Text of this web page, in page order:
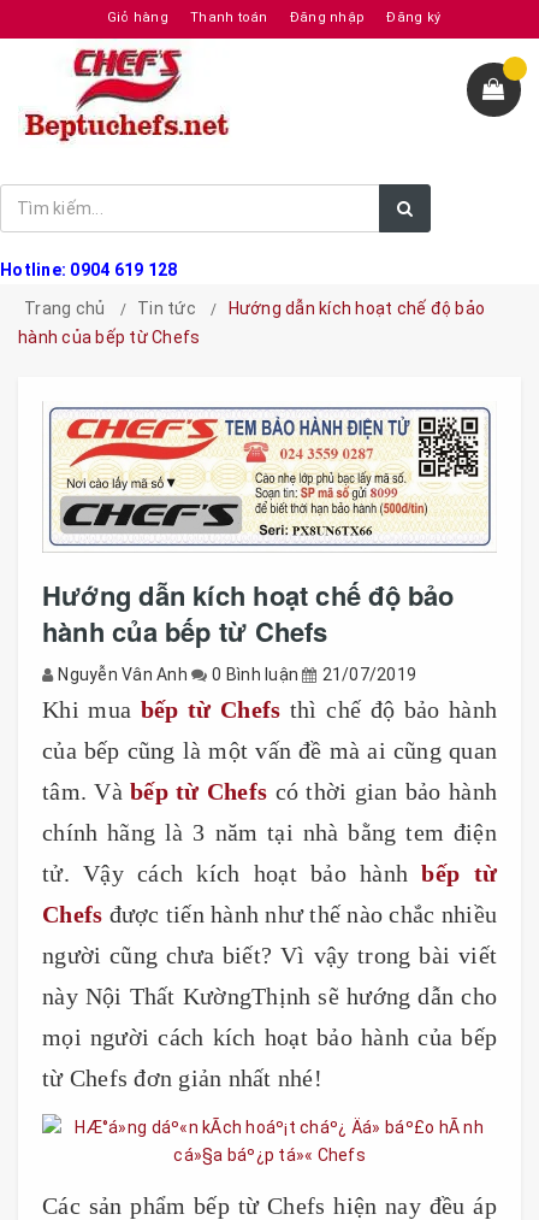
Giỏ hàng Thanh toán Đăng nhập Đăng ký
Hotline: 0904 619 128
Trang chủ
Tin tức
Hướng dẫn kích hoạt chế độ bảo
hành của bếp từ Chefs
Hướng dẫn kích hoạt chế độ bảo
hành của bếp từ Chefs
Nguyễn Vân Anh 0 Bình luận 21/07/2019
Khi mua bếp từ Chefs thì chế độ bảo hành
của bếp cũng là một vấn đề mà ai cũng quan
tâm. Vàbếp từ Chefs có thời gian bảo hành
chính hãng là 3 năm tại nhà bằng tem điện
tử. Vậy cách kích hoạt bảo hànhbếp từ
Chefs được tiến hành như thế nào chắc nhiều
người cũng chưa biết? Vì vậy trong bài viết
này Nội Thất KườngThịnh sẽ hướng dẫn cho
mọi người cách kích hoạt bảo hành của bếp
từ Chefs đơn giản nhất nhé!
Các sản phẩm bếp từ Chefs hiện nay đều áp